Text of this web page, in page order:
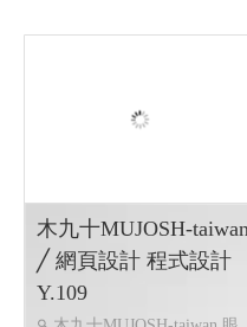
綠杉宅配 ╱ 網頁設計
製活動程式設計, 客製化網站
管理後台 ,RWD 響應式網頁
設計, 客製結帳管理報表, 企